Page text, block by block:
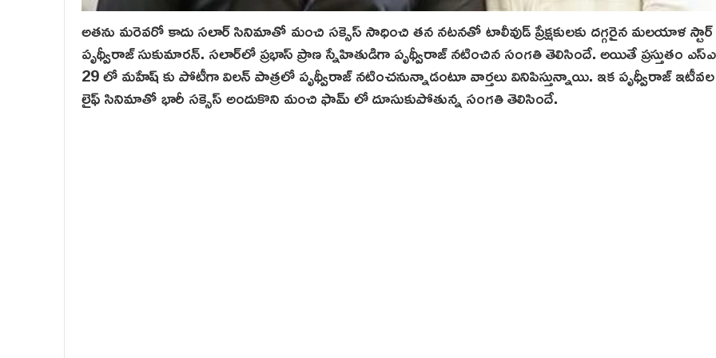
అతను మరెవరో కాదు సలార్ సినిమాతో మంచి సక్సెస్ సాధించి త‌న న‌ట‌న‌తో టాలీవుడ్ ప్రేక్షకులకు దగ్గరైన మలయాళ
పృథ్వీరాజ్ సుకుమారన్‌. సలార్‌లో ప్రభాస్ ప్రాణ స్నేహితుడిగా పృథ్వీరాజ్ నటించిన సంగతి తెలిసిందే. అయితే ప్రస్తుతం
29 లో మహేష్ కు పోటీగా విలన్ పాత్రలో పృథ్వీరాజ్ నటించనున్నాడంటూ వార్తలు వినిపిస్తున్నాయి. ఇక పృధ్వీరాజ్
లైఫ్ సినిమాతో భారీ సక్సెస్ అందుకొని మంచి ఫామ్ లో దూసుకుపోతున్న‌ సంగతి తెలిసిందే.